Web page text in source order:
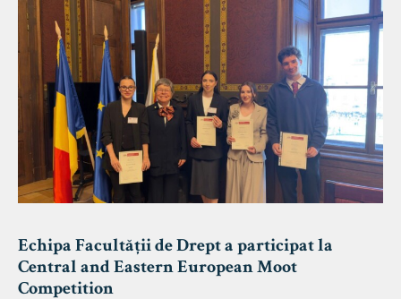
Echipa Facultății de Drept a participat la
Central and Eastern European Moot
Competition